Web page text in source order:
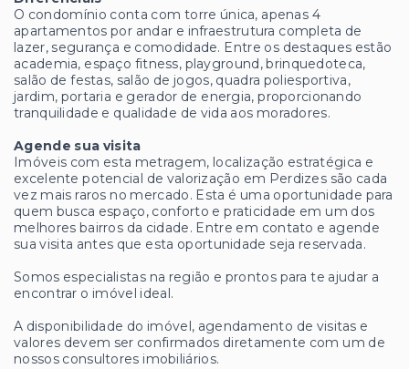
O condomínio conta com torre única, apenas 4
apartamentos por andar e infraestrutura completa de
lazer, segurança e comodidade. Entre os destaques estão
academia, espaço fitness, playground, brinquedoteca,
salão de festas, salão de jogos, quadra poliesportiva,
jardim, portaria e gerador de energia, proporcionando
tranquilidade e qualidade de vida aos moradores.
Agende sua visita
Imóveis com esta metragem, localização estratégica e
excelente potencial de valorização em Perdizes são cada
vez mais raros no mercado. Esta é uma oportunidade para
quem busca espaço, conforto e praticidade em um dos
melhores bairros da cidade. Entre em contato e agende
sua visita antes que esta oportunidade seja reservada.
Somos especialistas na região e prontos para te ajudar a
encontrar o imóvel ideal.
A disponibilidade do imóvel, agendamento de visitas e
valores devem ser confirmados diretamente com um de
nossos consultores imobiliários.